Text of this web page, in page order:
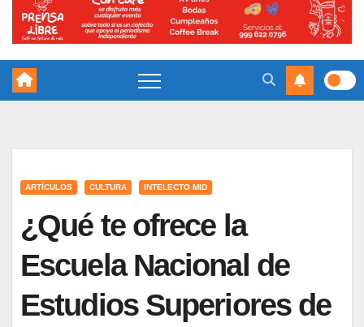
ARTÍCULOS CULTURA INTELECTO MID
¿Qué te ofrece la
Escuela Nacional de
Estudios Superiores de